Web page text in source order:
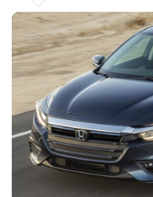
1,870,000 บาท